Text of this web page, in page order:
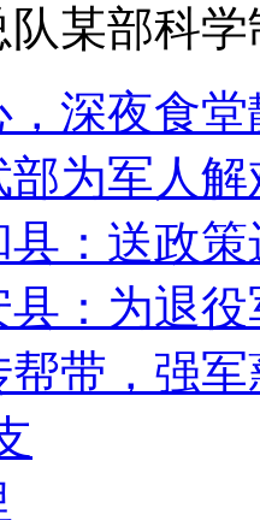
某部科
深夜食
为军人
：送政
：为退
带，强